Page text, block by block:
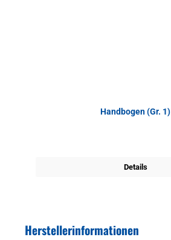
Handbogen (Gr. 1)
Details
Herstellerinformationen